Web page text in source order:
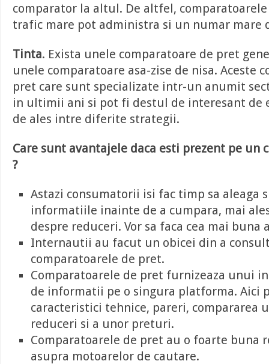
comparator la altul. De altfel,
trafic mare pot administra si un numar mare
Tinta. Exista unele comparatoare de pret
unele comparatoare asa-zise de nisa. Aceste
pret care sunt specializate intr-un anumit
in ultimii ani si pot fi destul de interesant de
de ales intre diferite strategii.
Care sunt avantajele daca esti prezent pe un
?
Astazi consumatorii isi fac timp sa aleaga
informatiile inainte de a cumpara, mai
despre reduceri. Vor sa faca cea mai buna
Internautii au facut un obicei din a
comparatoarele de pret.
Comparatoarele de pret furnizeaza unui
de informatii pe o singura platforma. Aici
caracteristici tehnice, pareri, compararea
reduceri si a unor preturi.
Comparatoarele de pret au o foarte buna
asupra motoarelor de cautare.